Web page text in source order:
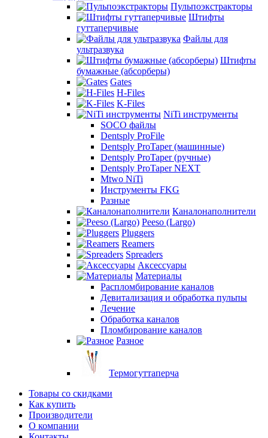
Пульпоэкстракторы
Штифты
гуттаперчивые
Файлы для
ультразвука
Штифты
бумажные (абсорберы)
Gates
H-Files
K-Files
NiTi инструменты
SOCO файлы
Dentsply ProFile
Dentsply ProTaper (машинные)
Dentsply ProTaper (ручные)
Dentsply ProTaper NEXT
Mtwo NiTi
Инструменты FKG
Разные
Каналонаполнители
Peeso (Largo)
Pluggers
Reamers
Spreaders
Аксессуары
Материалы
Распломбирование каналов
Девитализация и обработка пульпы
Лечение
Обработка каналов
Пломбирование каналов
Разное
Термогуттаперча
Товары со скидками
Как купить
Производители
О компании